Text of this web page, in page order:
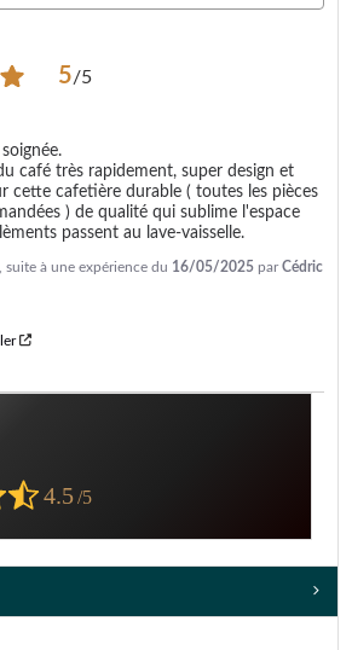
5/5
café très rapidement, super design et
cette cafetière durable ( toutes les pièces
) de qualité qui sublime l'espace
passent au lave-vaisselle.
, suite à une expérience du 16/05/2025 parCédric
4.5/5